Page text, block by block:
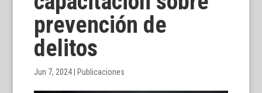
prevención de
delitos
Jun 7, 2024| Publicaciones